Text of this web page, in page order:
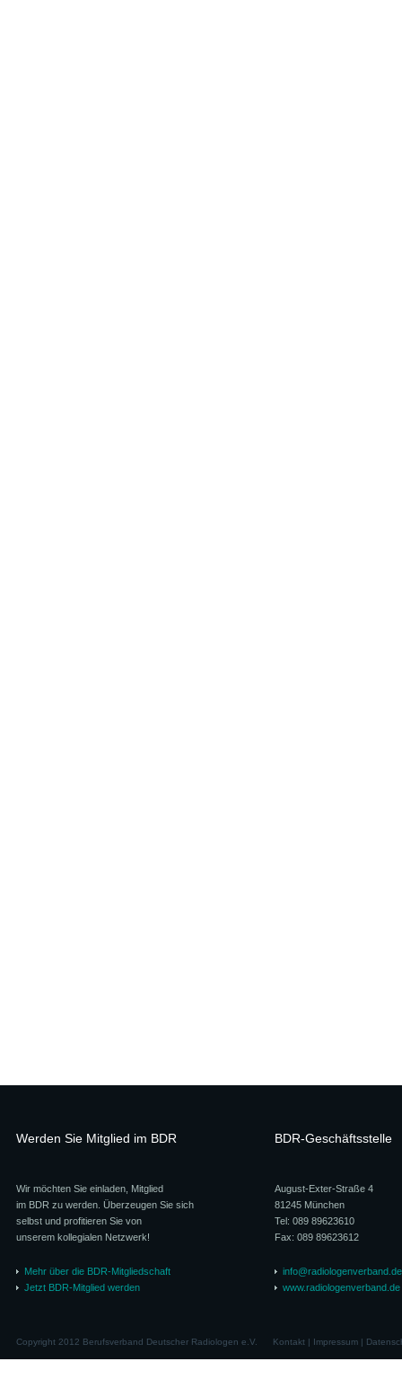
Werden Sie Mitglied im BDR
Wir möchten Sie einladen, Mitglied
im BDR zu werden. Überzeugen Sie sich
selbst und profitieren Sie von
unserem kollegialen Netzwerk!
Mehr über die BDR-Mitgliedschaft
Jetzt BDR-Mitglied werden
BDR-Geschäftsstelle
August-Exter-Straße 4
81245 München
Tel: 089 89623610
Fax: 089 89623612
info@radiologenverband.de
www.radiologenverband.de
Copyright 2012 Berufsverband Deutscher Radiologen e.V. Kontakt| Impressum|